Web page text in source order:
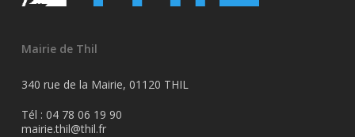
Mairie de Thil
340 rue de la Mairie, 01120 THIL
Tél : 04 78 06 19 90
mairie.thil@thil.fr